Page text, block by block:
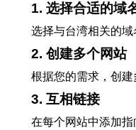
1. 选择合适的域
选择与台湾相关的域
2. 创建多个网站
根据您的需求，创
3. 互相链接
在每个网站中添加